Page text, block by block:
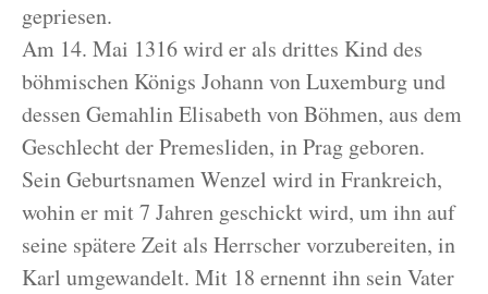
gepriesen.
Am 14. Mai 1316 wird er als drittes Kind des
böhmischen Königs Johann von Luxemburg und
dessen Gemahlin Elisabeth von Böhmen, aus dem
Geschlecht der Premesliden, in Prag geboren.
Sein Geburtsnamen Wenzel wird in Frankreich,
wohin er mit 7 Jahren geschickt wird, um ihn auf
seine spätere Zeit als Herrscher vorzubereiten, in
Karl umgewandelt. Mit 18 ernennt ihn sein Vater